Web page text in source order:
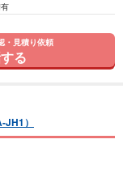
・見積り依頼
る
JH1）